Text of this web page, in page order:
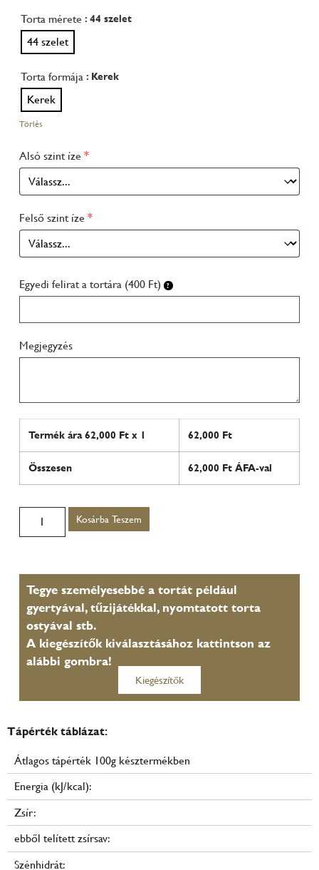
Torta mérete : 44 szelet
44 szelet
Torta formája : Kerek
Kerek
Törlés
Egyedi felirat a tortára (400 Ft)
Megjegyzés
Alsó szint íze *
Felső szint íze *
Termék ára62,000 Ft x 1 62,000 Ft
Összesen 62,000 Ft ÁFA-val
Kosárba Teszem
Tegye személyesebbé a tortát például
gyertyával, tűzijátékkal, nyomtatott torta
ostyával stb.
A kiegészítők kiválasztásához kattintson az
alábbi gombra!
Kiegészítők
Tápérték táblázat:
Átlagos tápérték 100g késztermékben
Energia (kJ/kcal):
Zsír:
ebből telített zsírsav:
Szénhidrát: